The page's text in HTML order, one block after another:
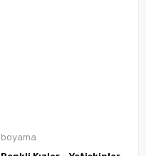
boyama